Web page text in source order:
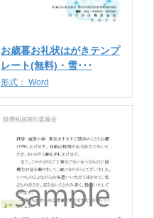
お歳暮お礼状はがきテンプ
レート(無料)・雪･･･
形式： Word